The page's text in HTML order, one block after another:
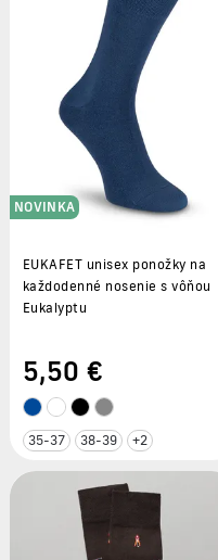
NOVINKA
EUKAFET unisex ponožky na
každodenné nosenie s vôňou
Eukalyptu
5,50 €
35-37 38-39 +2